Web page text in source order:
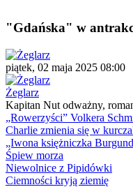
"Gdańska" w
piątek, 02 maja 2025 08:00
Żeglarz
Kapitan Nut odważny,
„Rowerzyści” Volkera
Charlie zmienia się w
„Iwona księżniczka
Śpiew morza
Niewolnice z Pipidówki
Ciemności kryją ziemię